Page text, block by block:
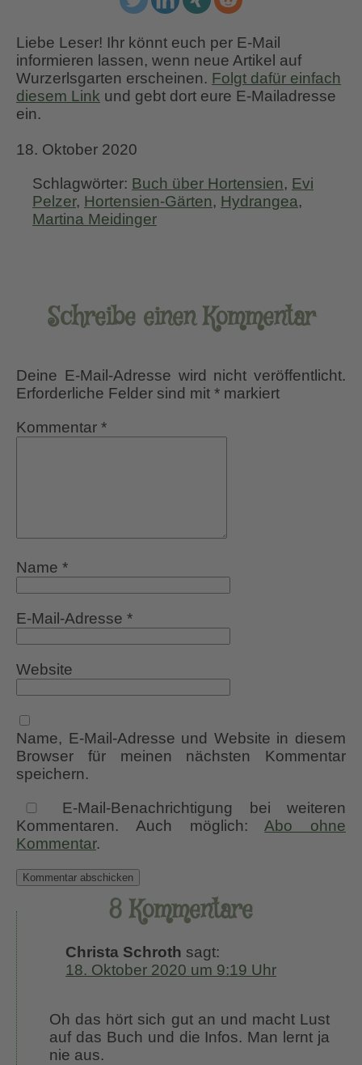
Liebe Leser! Ihr könnt euch per E-Mail
informieren lassen, wenn neue Artikel auf
Wurzerlsgarten erscheinen. Folgt dafür einfach
diesem Link und gebt dort eure E-Mailadresse
ein.
18. Oktober 2020
Schlagwörter: Buch über Hortensien, Evi
Pelzer, Hortensien-Gärten, Hydrangea,
Martina Meidinger
Schreibe einen Kommentar
Deine E-Mail-Adresse wird nicht veröffentlicht.
Erforderliche Felder sind mit * markiert
Kommentar *
Name *
E-Mail-Adresse *
Website
Name, E-Mail-Adresse und Website in diesem
Browser für meinen nächsten Kommentar
speichern.
E-Mail-Benachrichtigung bei weiteren
Kommentaren. Auch möglich:Abo ohne
Kommentar.
8 Kommentare
Christa Schroth sagt:
18. Oktober 2020 um 9:19 Uhr
Oh das hört sich gut an und macht Lust
auf das Buch und die Infos. Man lernt ja
nie aus.